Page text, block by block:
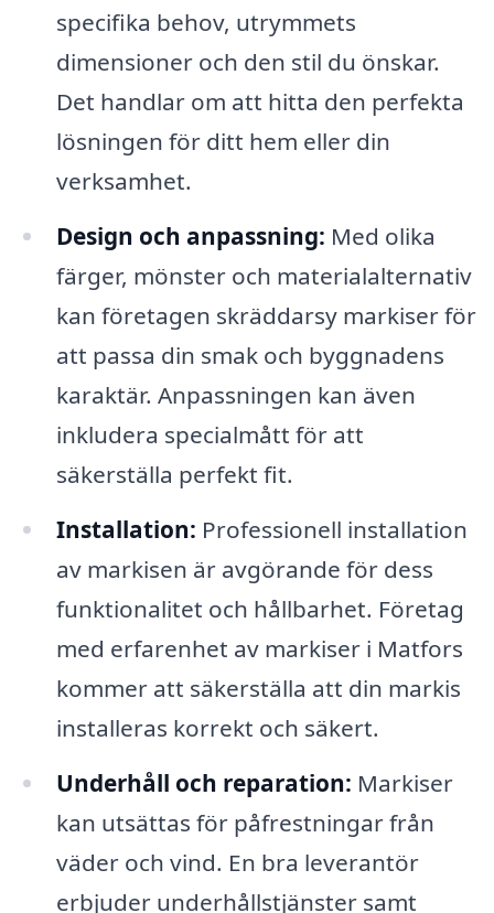
specifika behov, utrymmets
dimensioner och den stil du önskar.
Det handlar om att hitta den perfekta
lösningen för ditt hem eller din
verksamhet.
Design och anpassning: Med olika
färger, mönster och materialalternativ
kan företagen skräddarsy markiser för
att passa din smak och byggnadens
karaktär. Anpassningen kan även
inkludera specialmått för att
säkerställa perfekt fit.
Installation: Professionell installation
av markisen är avgörande för dess
funktionalitet och hållbarhet. Företag
med erfarenhet av markiser i Matfors
kommer att säkerställa att din markis
installeras korrekt och säkert.
Underhåll och reparation: Markiser
kan utsättas för påfrestningar från
väder och vind. En bra leverantör
erbjuder underhållstjänster samt